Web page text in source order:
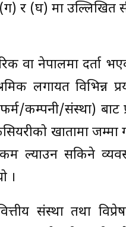
र (घ) मा उल्लिखित
वा नेपालमा दर्ता
लगायत विभिन्न
कम्पनी/संस्था) बाट
खातामा
ल्याउन सकिने
।
संस्था तथा